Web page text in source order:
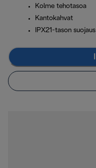
Kolme tehotasoa
Kantokahvat
IPX21-tason suojaus